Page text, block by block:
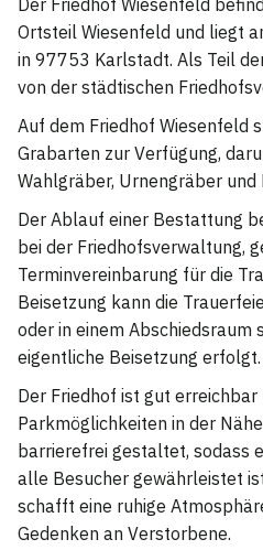
Ortsteil Wiesenfeld und liegt
in 97753 Karlstadt. Als Teil
von der städtischen
Auf dem Friedhof Wiesenfeld
Grabarten zur Verfügung,
Wahlgräber, Urnengräber und
Der Ablauf einer Bestattung
bei der Friedhofsverwaltung,
Terminvereinbarung für die
Beisetzung kann die
oder in einem Abschiedsraum
eigentliche Beisetzung erfolgt.
Der Friedhof ist gut
Parkmöglichkeiten in der
barrierefrei gestaltet, sodass
alle Besucher gewährleistet
schafft eine ruhige
Gedenken an Verstorbene.